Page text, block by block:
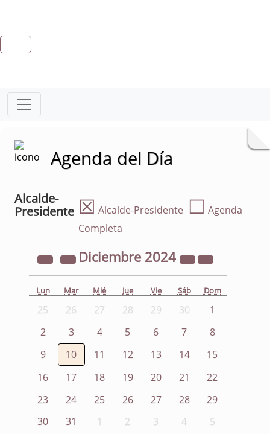
Agenda del Día
Alcalde-
Presidente ☒ Alcalde-Presidente ☐ Agenda
Completa
Diciembre 2024
Lun Mar Mié Jue Vie Sáb Dom
25 26 27 28 29 30
1
2
3 4 5 6 7
8
9
10 11 12 13 14
15
16
17 18 19 20 21
22
23
24 25 26 27 28
29
30
31 1 2 3 4 5